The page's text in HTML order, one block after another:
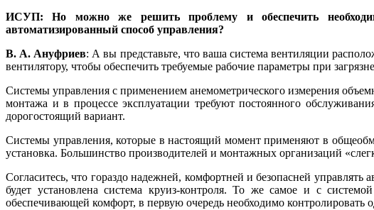
ИСУП: Но можно же решить проблему и обеспечить
автоматизированный способ управления?
В. А. Ануфриев: А вы представьте, что ваша система вентиляции
вентилятору, чтобы обеспечить требуемые рабочие параметры при
Системы управления с применением анемометрического измерения
монтажа и в процессе эксплуатации требуют постоянного
дорогостоящий вариант.
Системы управления, которые в настоящий момент применяют в
установка. Большинство производителей и монтажных организаций
Согласитесь, что гораздо надежней, комфортней и безопасней
будет установлена система круиз-контроля. То же самое и с
обеспечивающей комфорт, в первую очередь необходимо контролировать